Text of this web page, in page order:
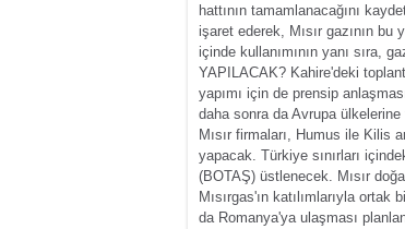
hattının tamamlanacağını
işaret ederek, Mısır gazının
içinde kullanımının yanı sıra,
YAPILACAK? Kahire'deki
yapımı için de prensip
daha sonra da Avrupa ülkelerine
Mısır firmaları, Humus ile Kilis
yapacak. Türkiye sınırları
(BOTAŞ) üstlenecek. Mısır
Mısırgas'ın katılımlarıyla
da Romanya'ya ulaşması